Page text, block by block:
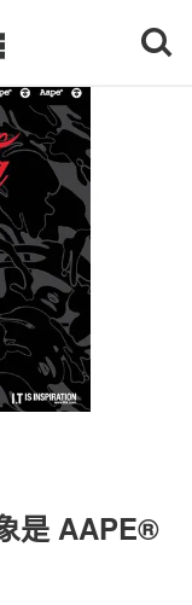
是 AAPE®